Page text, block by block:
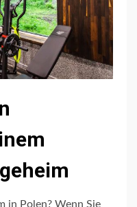
in Polen? Wenn Sie